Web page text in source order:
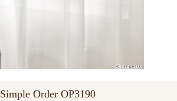
Simple Order OP3190